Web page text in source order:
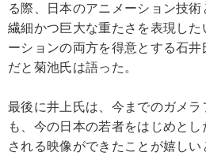
る際、日本のアニメーション技術
繊細かつ巨大な重たさを表現した
ーションの両方を得意とする石
だと菊池氏は語った。
最後に井上氏は、今までのガメ
も、今の日本の若者をはじめと
される映像ができたことが嬉し